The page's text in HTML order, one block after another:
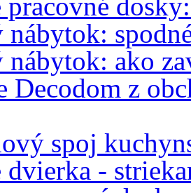
nábytok:
nábytok: ako
Decodom z
spoj
-